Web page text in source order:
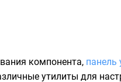
компонента, панель
утилиты для